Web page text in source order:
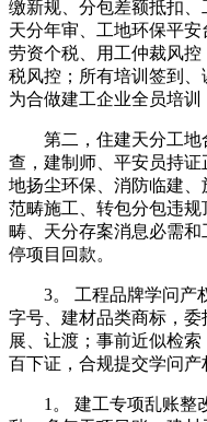
缴新规、分包差额抵扣
天分年审、工地环保平安
劳资个税、用工仲裁风
税风控；所有培训签到
为合做建工企业全员培训
第二，住建天分工地
查，建制师、平安员持
地扬尘环保、消防临建
范畴施工、转包分包违
畴、天分存案消息必需
停项目回款。
3。 工程品牌学问产权
字号、建材品类商标，
展、让渡；事前近似检
百下证，合规提交学问产
1。 建工专项乱账整